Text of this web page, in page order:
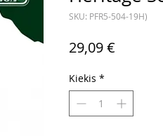
SKU: PFR5-504-19H)
29,09 €
Kiekis *